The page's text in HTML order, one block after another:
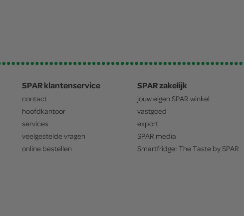
SPAR klantenservice
contact
hoofdkantoor
services
veelgestelde vragen
online bestellen
SPAR zakelijk
jouw eigen SPAR winkel
vastgoed
export
SPAR media
Smartfridge: The Taste bySPAR